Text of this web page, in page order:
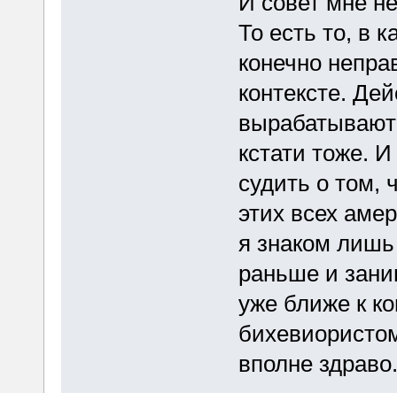
То есть то, в
конечно
контексте.
кстати тоже.
судить о том,
этих всех
я знаком
раньше и
уже ближе к
вполне здраво.